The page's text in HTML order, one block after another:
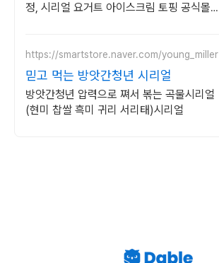
정, 시리얼 요거트 아이스크림 토핑 공식몰
https://smartstore.naver.com/young_miller
믿고 먹는 방앗간청년 시리얼
방앗간청년 압력으로 쪄서 볶는 곡물시리얼
(현미 찹쌀 흑미 귀리 서리태)시리얼